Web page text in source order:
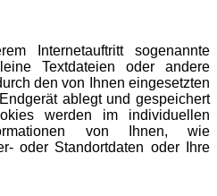
Internetauftritt sogenannte
Textdateien oder andere
den von Ihnen eingesetzten
ablegt und gespeichert
werden im individuellen
von Ihnen, wie
oder Standortdaten oder Ihre